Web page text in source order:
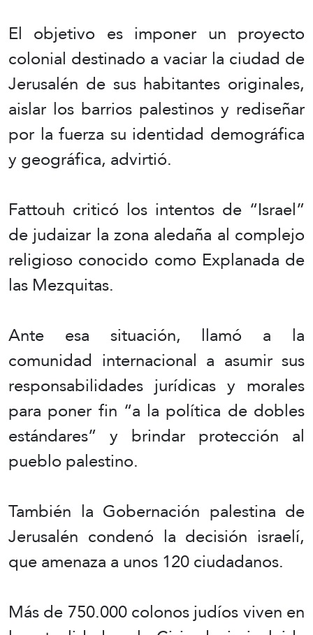
El objetivo es imponer un proyecto
colonial destinado a vaciar la ciudad de
Jerusalén de sus habitantes originales,
aislar los barrios palestinos y rediseñar
por la fuerza su identidad demográfica
y geográfica, advirtió.
Fattouh criticó los intentos de “Israel”
de judaizar la zona aledaña al complejo
religioso conocido como Explanada de
las Mezquitas.
Ante esa situación, llamó a la
comunidad internacional a asumir sus
responsabilidades jurídicas y morales
para poner fin “a la política de dobles
estándares” y brindar protección al
pueblo palestino.
También la Gobernación palestina de
Jerusalén condenó la decisión israelí,
que amenaza a unos 120 ciudadanos.
Más de 750.000 colonos judíos viven en